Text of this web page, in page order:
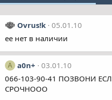
Ovrus!k 05.01.10
ее нет в наличии
A a0n+
03.01.10
066-103-90-41 ПОЗВОНИ
СРОЧНООО